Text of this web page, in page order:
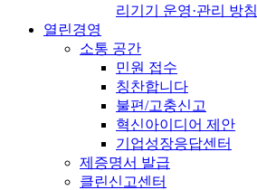
리기기 운영·관리 방침
열린경영
소통 공간
민원 접수
칭찬합니다
불편/고충신고
혁신아이디어 제안
기업성장응답센터
제증명서 발급
클린신고센터